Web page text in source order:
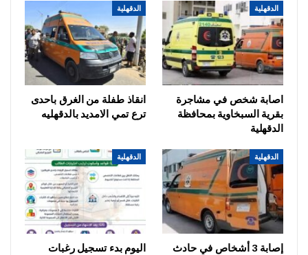
الدقهلية
اصابة شخص في مشاجرة
بقرية السبخاوية بمحافظة
الدقهلية
الدقهلية
انقاذ طفلة من الغرق باحدى
ترع تمي الامديد بالدقهليه
الدقهلية
إصابة 3 أشخاص في حادث
الدقهلية
اليوم بدء تسجيل رغبات